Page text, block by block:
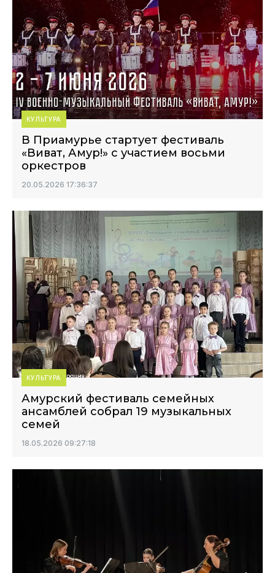
КУЛЬТУРА
В Приамурье стартует фестиваль
«Виват, Амур!» с участием восьми
оркестров
20.05.2026 17:36:37
КУЛЬТУРА
Амурский фестиваль семейных
ансамблей собрал 19 музыкальных
семей
18.05.2026 09:27:18